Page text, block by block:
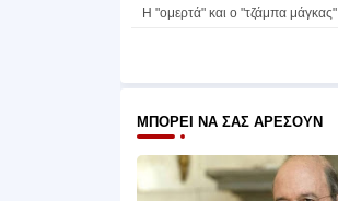
Η "ομερτά" και ο "τζάμπα μάγκας"
ΜΠΟΡΕΊ ΝΑ ΣΑΣ ΑΡΈΣΟΥΝ